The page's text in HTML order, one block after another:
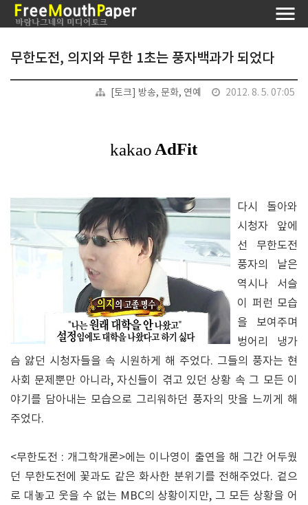
무한도전, 의지와 무한 1초는 풍자백과가 되었다
[토크] 방송, 문화, 연예 2012. 8. 5. 07:05
다시 돌아와
시청자 앞에
선 무한도전
풍자의 날은
역시나 서슬
이 퍼런 모습
을 보여주며
벙어리 냉가
슴 앓던 시청자들을 속 시원하게 해 주었다. 그들의 풍자는 현
사회 문제뿐만 아니라, 자신들이 겪고 있던 상황 속 그 모든 이
야기를 담아내는 모습으로 그리워하던 풍자의 맛을 느끼게 해
주었다.
<무한도전 : 개그학개론>에는 이나영이 출연을 해 그간 어두웠
던 무한도전에 꽃과도 같은 화사한 분위기를 전해주었다. 겉으
로 대놓고 웃을 수 없는 MBC의 상황이지만, 그 모든 상황을 어